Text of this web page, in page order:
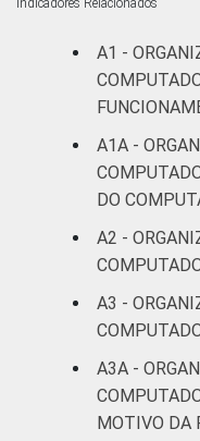
Fonte:
Estudos
Sociedade
Indicadores Relacionados
A1 -
A1A -
DO
A2 -
A3 -
A3A -
MOTIVO DA